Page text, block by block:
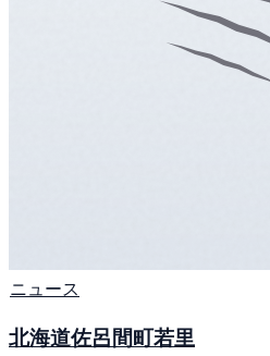
ニュース
北海道佐呂間町若里